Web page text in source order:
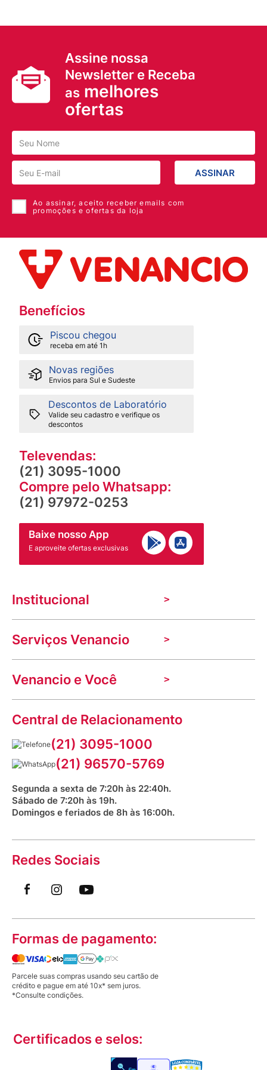
Assine nossa
Newsletter e Receba
as melhores
ofertas
ASSINAR
Ao assinar, aceito receber emails com
promoções e ofertas da loja
Benefícios
Piscou chegou
receba em até 1h
Novas regiões
Envios para Sul e Sudeste
Descontos de Laboratório
Valide seu cadastro e verifique os
descontos
Televendas:
(21) 3095-1000
Compre pelo Whatsapp:
(21) 97972-0253
Baixe nosso App
E aproveite ofertas exclusivas
Institucional
A Venancio
Trabalhe Conosco
Nossas lojas
Indique seu imóvel
Assessoria de Imprensa
Aniversário Venancio 2025
Serviços Venancio
Troca e devolução
Mecânica de promoções
Dúvidas frequentes
Prazos e entregas
Bioimpedância Gratuita
Venancio e Você
VClube - Programa de fidelidade
Fale com o farmacêutico
Fale conosco
Saúde na praça
Central de Relacionamento
(21) 3095-1000
(21) 96570-5769
Segunda a sexta de 7:20h às 22:40h.
Sábado de 7:20h às 19h.
Domingos e feriados de 8h às 16:00h.
Redes Sociais
Formas de pagamento:
Parcele suas compras usando seu cartão de
crédito e pague em até 10x* sem juros.
*Consulte condições.
Certificados e selos: